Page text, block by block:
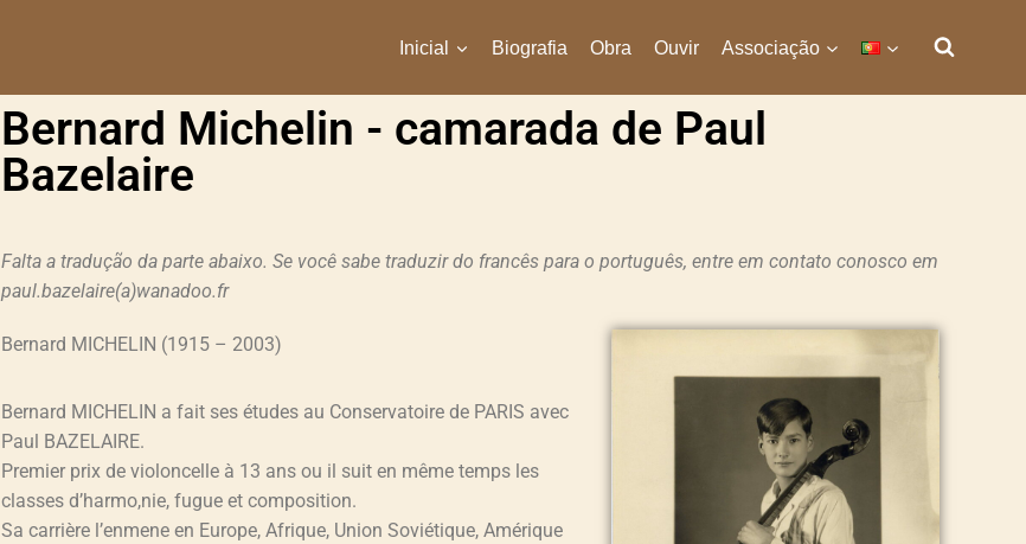
Inicial Biografia Obra Ouvir Associação
Bernard Michelin - camarada de Paul
Bazelaire
Falta a tradução da parte abaixo. Se você sabe traduzir do francês para o português, entre em contato conosco em
paul.bazelaire(a)wanadoo.fr
Bernard MICHELIN (1915 – 2003)
Bernard MICHELIN a fait ses études au Conservatoire de PARIS avec
Paul BAZELAIRE.
Premier prix de violoncelle à 13 ans ou il suit en même temps les
classes d’harmo,nie, fugue et composition.
Sa carrière l’enmene en Europe, Afrique, Union Soviétique, Amérique